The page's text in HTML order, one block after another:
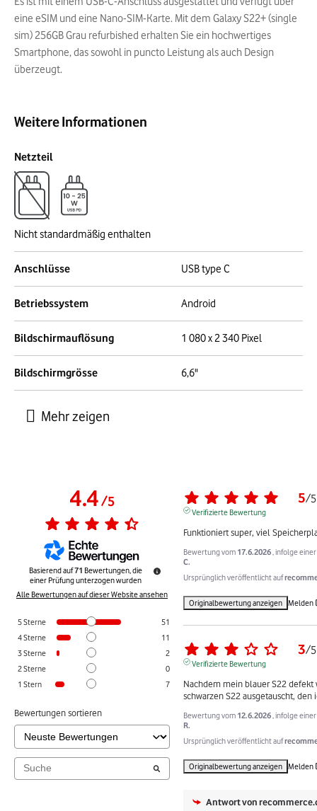
eine eSIM und eine Nano-SIM-Karte. Mit dem Galaxy S22+ (single
sim) 256GB Grau refurbished erhalten Sie ein hochwertiges
Smartphone, das sowohl in puncto Leistung als auch Design
überzeugt.
Weitere Informationen
Netzteil
Nicht standardmäßig enthalten
Anschlüsse USB type C
Betriebssystem Android
Bildschirmauflösung 1 080 x 2 340 Pixel
Bildschirmgrösse 6,6"
4.4/5
Basierend auf71 Bewertungen, die
einer Prüfung unterzogen wurden
Alle Bewertungen auf dieser Website ansehen
5Sterne
51
4Sterne
11
3Sterne
2
2Sterne
0
1 Stern 7
Bewertungen sortieren
5/5
Verifizierte Bewertung
Funktioniert super, viel
Bewertung vom 17.6.2026 , infolge
C.
Ursprünglich veröffentlicht auf
Originalbewertung anzeigen Melden
3/5
Verifizierte Bewertung
Nachdem mein blauer S22
schwarzen S22 ausgetauscht,
Bewertung vom 12.6.2026 , infolge
R.
Ursprünglich veröffentlicht auf
Originalbewertung anzeigen Melden
Antwort von